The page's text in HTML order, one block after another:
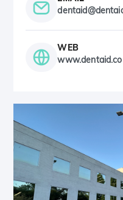
WEB
www.dentaid.co